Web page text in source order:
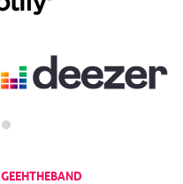
GEEHTHEBAND